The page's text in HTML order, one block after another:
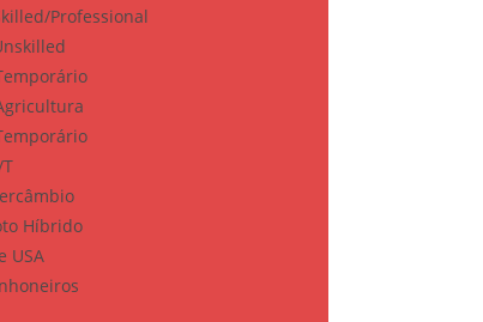
Professional
Híbrido
USA